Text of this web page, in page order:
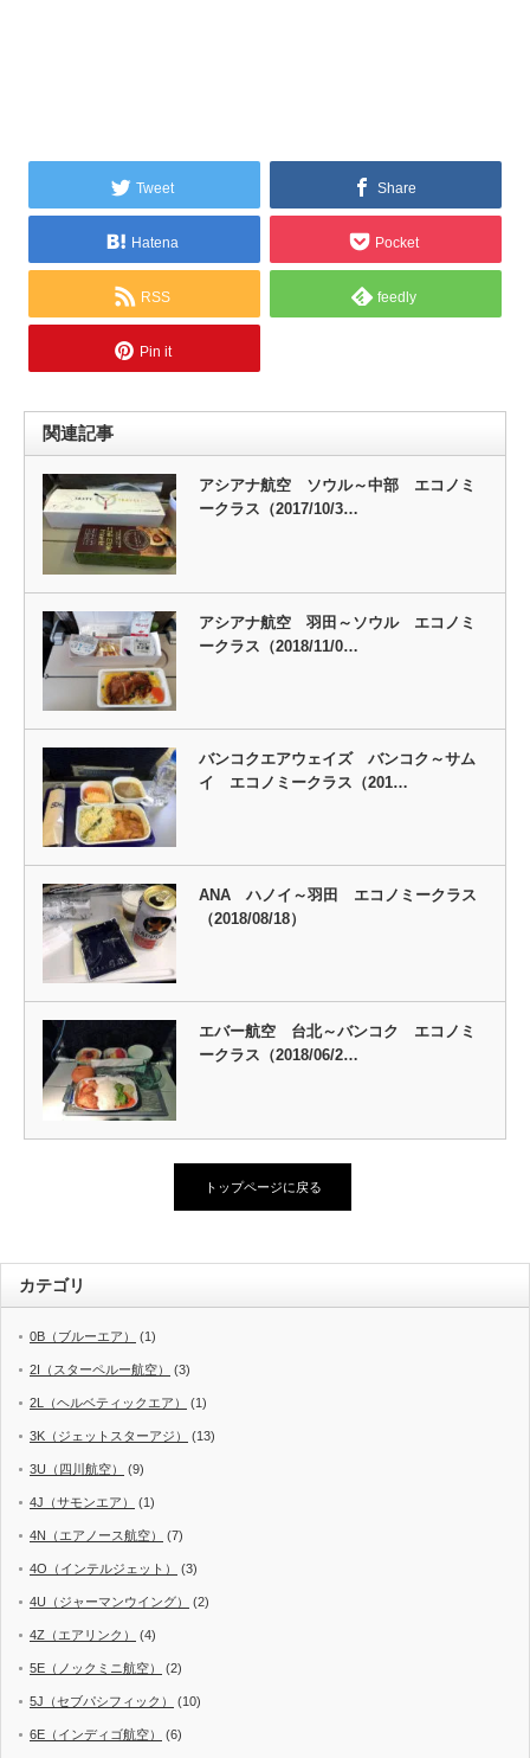
Tweet Share
Hatena Pocket
RSS feedly
Pin it
関連記事
アシアナ航空 ソウル～中部 エコノミ
ークラス（2017/10/3…
アシアナ航空 羽田～ソウル エコノミ
ークラス（2018/11/0…
バンコクエアウェイズ バンコク～サム
イ エコノミークラス（201…
ANA ハノイ～羽田 エコノミークラス
（2018/08/18）
エバー航空 台北～バンコク エコノミ
ークラス（2018/06/2…
トップページに戻る
カテゴリ
0B（ブルーエア） (1)
2I（スターペルー航空） (3)
2L（ヘルベティックエア） (1)
3K（ジェットスターアジ） (13)
3U（四川航空） (9)
4J（サモンエア） (1)
4N（エアノース航空） (7)
4O（インテルジェット） (3)
4U（ジャーマンウイング） (2)
4Z（エアリンク） (4)
5E（ノックミニ航空） (2)
5J（セブパシフィック） (10)
6E（インディゴ航空） (6)